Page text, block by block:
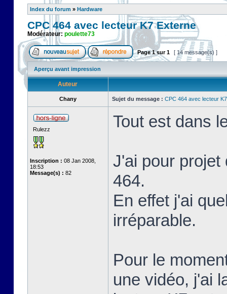
Index du forum » Hardware
CPC 464 avec lecteur K7 Externe
Modérateur: poulette73
Page1sur1 [ 14 message(s) ]
Aperçu avant impression
Auteur
Chany Sujet du message : CPC 464 avec lecteur
Rulezz
Inscription : 08 Jan 2008,
18:53
Message(s) : 82
Tout est dans
J'ai pour projet
464.
En effet j'ai
irréparable.
Pour le
une vidéo, j'ai